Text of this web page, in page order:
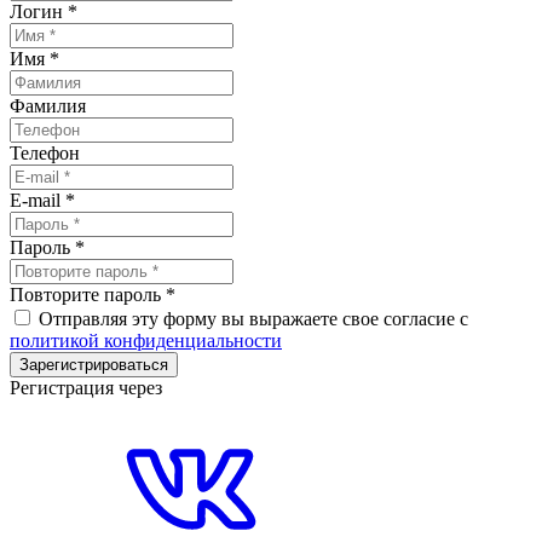
Логин *
Имя *
Фамилия
Телефон
E-mail *
Пароль *
Повторите пароль *
Отправляя эту форму вы выражаете свое согласие с
политикой конфиденциальности
Зарегистрироваться
Регистрация через